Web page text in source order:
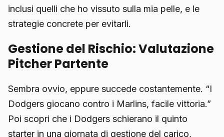
inclusi quelli che ho vissuto sulla mia pelle, e le
strategie concrete per evitarli.
Gestione del Rischio: Valutazione
Pitcher Partente
Sembra ovvio, eppure succede costantemente. “I
Dodgers giocano contro i Marlins, facile vittoria.”
Poi scopri che i Dodgers schierano il quinto
starter in una giornata di gestione del carico,